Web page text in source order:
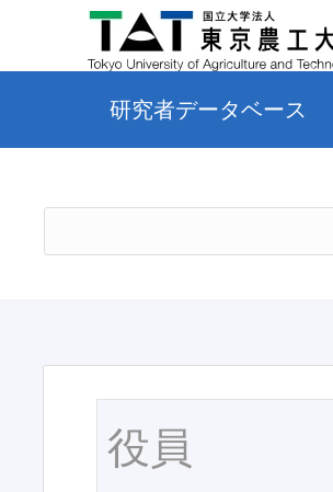
研究者データベース
役員